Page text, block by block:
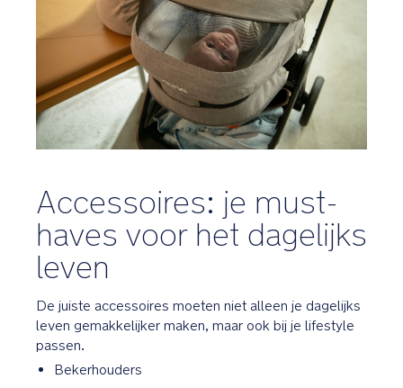
Accessoires: je must-
haves voor het dagelijks
leven
De juiste accessoires moeten niet alleen je dagelijks
leven gemakkelijker maken, maar ook bij je lifestyle
passen.
Bekerhouders